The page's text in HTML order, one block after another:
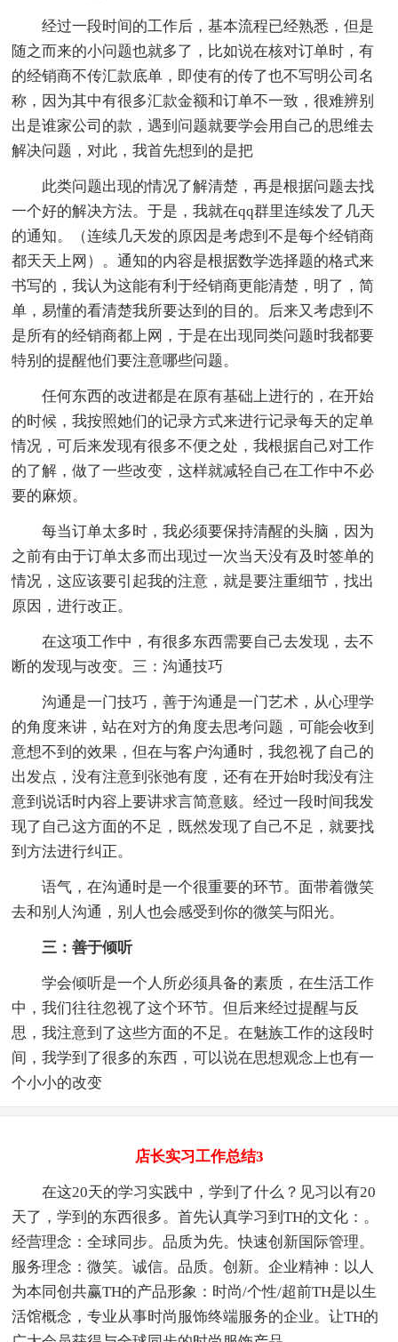
经过一段时间的工作后，基本流程已经熟悉，但是
随之而来的小问题也就多了，比如说在核对订单时，有
的经销商不传汇款底单，即使有的传了也不写明公司名
称，因为其中有很多汇款金额和订单不一致，很难辨别
出是谁家公司的款，遇到问题就要学会用自己的思维去
解决问题，对此，我首先想到的是把
此类问题出现的情况了解清楚，再是根据问题去找
一个好的解决方法。于是，我就在qq群里连续发了几天
的通知。（连续几天发的原因是考虑到不是每个经销商
都天天上网）。通知的内容是根据数学选择题的格式来
书写的，我认为这能有利于经销商更能清楚，明了，简
单，易懂的看清楚我所要达到的目的。后来又考虑到不
是所有的经销商都上网，于是在出现同类问题时我都要
特别的提醒他们要注意哪些问题。
任何东西的改进都是在原有基础上进行的，在开始
的时候，我按照她们的记录方式来进行记录每天的定单
情况，可后来发现有很多不便之处，我根据自己对工作
的了解，做了一些改变，这样就减轻自己在工作中不必
要的麻烦。
每当订单太多时，我必须要保持清醒的头脑，因为
之前有由于订单太多而出现过一次当天没有及时签单的
情况，这应该要引起我的注意，就是要注重细节，找出
原因，进行改正。
在这项工作中，有很多东西需要自己去发现，去不
断的发现与改变。三：沟通技巧
沟通是一门技巧，善于沟通是一门艺术，从心理学
的角度来讲，站在对方的角度去思考问题，可能会收到
意想不到的效果，但在与客户沟通时，我忽视了自己的
出发点，没有注意到张弛有度，还有在开始时我没有注
意到说话时内容上要讲求言简意赅。经过一段时间我发
现了自己这方面的不足，既然发现了自己不足，就要找
到方法进行纠正。
语气，在沟通时是一个很重要的环节。面带着微笑
去和别人沟通，别人也会感受到你的微笑与阳光。
三：善于倾听
学会倾听是一个人所必须具备的素质，在生活工作
中，我们往往忽视了这个环节。但后来经过提醒与反
思，我注意到了这些方面的不足。在魅族工作的这段时
间，我学到了很多的东西，可以说在思想观念上也有一
个小小的改变
店长实习工作总结3
在这20天的学习实践中，学到了什么？见习以有20
天了，学到的东西很多。首先认真学习到TH的文化：。
经营理念：全球同步。品质为先。快速创新国际管理。
服务理念：微笑。诚信。品质。创新。企业精神：以人
为本同创共赢TH的产品形象：时尚/个性/超前TH是以生
活馆概念，专业从事时尚服饰终端服务的企业。让TH的